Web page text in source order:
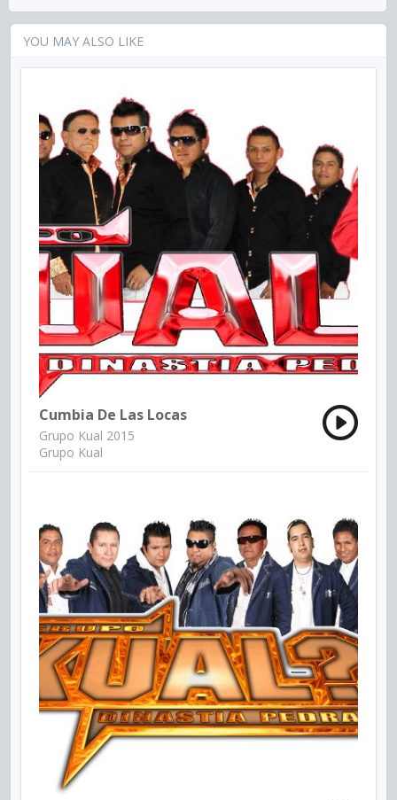
YOU MAY ALSO LIKE
Cumbia De Las Locas
Grupo Kual 2015
Grupo Kual